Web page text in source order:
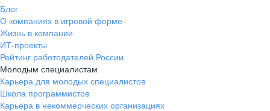
Блог
О компаниях в игровой форме
Жизнь в компании
ИТ-проекты
Рейтинг работодателей России
Молодым специалистам
Карьера для молодых специалистов
Школа программистов
Карьера в некоммерческих организациях